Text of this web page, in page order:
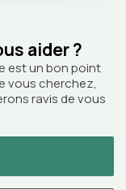
aider ?
est un bon point
vous cherchez,
ravis de vous